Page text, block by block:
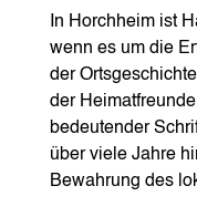
In Horchheim ist
wenn es um die
der
der
bedeutender
über viele Jahre
Bewahrung des